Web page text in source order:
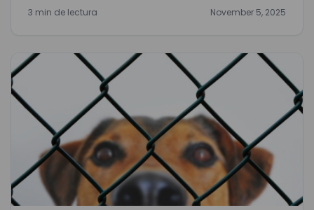
3 min de lectura November 5, 2025